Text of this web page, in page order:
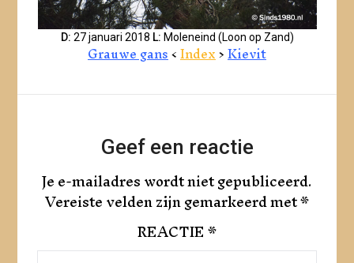
D: 27 januari 2018 L: Moleneind (Loon op Zand)
Grauwe gans<Index>Kievit
Geef een reactie
Je e-mailadres wordt niet gepubliceerd.
Vereiste velden zijn gemarkeerd met*
REACTIE*